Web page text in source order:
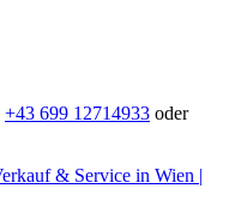
+43 699 12714933 oder